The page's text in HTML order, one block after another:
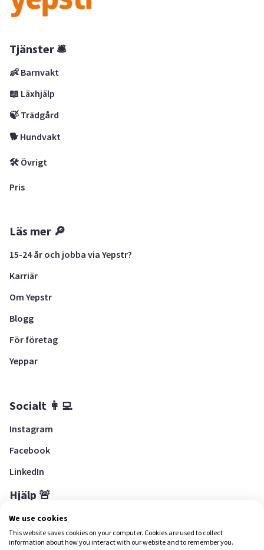
Tjänster 🛎
👶 Barnvakt
📖 Läxhjälp
🍃 Trädgård
🐕 Hundvakt
🛠 Övrigt
Pris
Läs mer 🔎
15-24 år och jobba via Yepstr?
Karriär
Om Yepstr
Blogg
För företag
Yeppar
Socialt 👩‍💻
Instagram
Facebook
LinkedIn
Hjälp 🚨
Hjälpcenter
We use cookies
This website saves cookies on your computer. Cookies are used to collect
information about how you interact with our website and to remember you.